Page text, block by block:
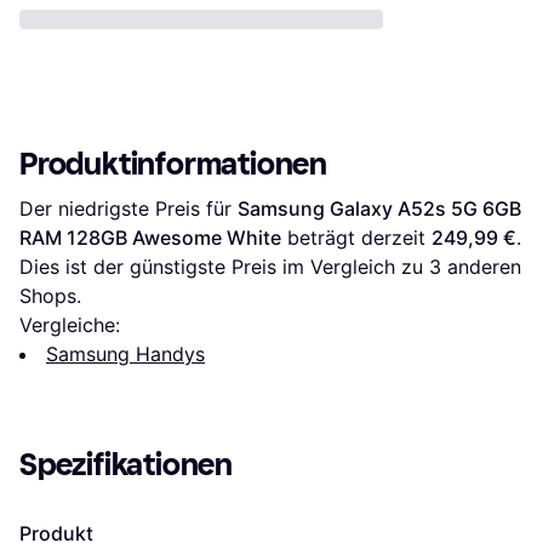
Produktinformationen
Der niedrigste Preis für Samsung Galaxy A52s 5G 6GB
RAM 128GB Awesome White beträgt derzeit 249,99 €.
Dies ist der günstigste Preis im Vergleich zu 3 anderen
Shops.
Vergleiche:
Samsung Handys
Spezifikationen
Produkt